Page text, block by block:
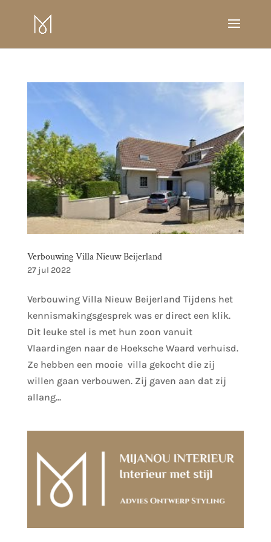
Verbouwing Villa Nieuw Beijerland
27 jul 2022
Verbouwing Villa Nieuw Beijerland Tijdens het
kennismakingsgesprek was er direct een klik.
Dit leuke stel is met hun zoon vanuit
Vlaardingen naar de Hoeksche Waard verhuisd.
Ze hebben een mooie villa gekocht die zij
willen gaan verbouwen. Zij gaven aan dat zij
allang...